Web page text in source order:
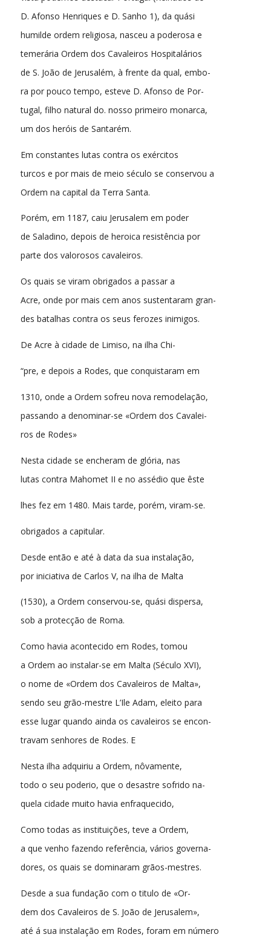
D. Afonso Henriques e D. Sanho 1), da quási
humilde ordem religiosa, nasceu a poderosa e
temerária Ordem dos Cavaleiros Hospitalários
de S. João de Jerusalém, à frente da qual, embo-
ra por pouco tempo, esteve D. Afonso de Por-
tugal, filho natural do. nosso primeiro monarca,
um dos heróis de Santarém.
Em constantes lutas contra os exércitos
turcos e por mais de meio século se conservou a
Ordem na capital da Terra Santa.
Porém, em 1187, caiu Jerusalem em poder
de Saladino, depois de heroica resistência por
parte dos valorosos cavaleiros.
Os quais se viram obrigados a passar a
Acre, onde por mais cem anos sustentaram gran-
des batalhas contra os seus ferozes inimigos.
De Acre à cidade de Limiso, na ilha Chi-
“pre, e depois a Rodes, que conquistaram em
1310, onde a Ordem sofreu nova remodelação,
passando a denominar-se «Ordem dos Cavalei-
ros de Rodes»
Nesta cidade se encheram de glória, nas
lutas contra Mahomet II e no assédio que êste
lhes fez em 1480. Mais tarde, porém, viram-se.
obrigados a capitular.
Desde então e até à data da sua instalação,
por iniciativa de Carlos V, na ilha de Malta
(1530), a Ordem conservou-se, quási dispersa,
sob a protecção de Roma.
Como havia acontecido em Rodes, tomou
a Ordem ao instalar-se em Malta (Século XVI),
o nome de «Ordem dos Cavaleiros de Malta»,
sendo seu grão-mestre L’Ile Adam, eleito para
esse lugar quando ainda os cavaleiros se encon-
travam senhores de Rodes. E
Nesta ilha adquiriu a Ordem, nôvamente,
todo o seu poderio, que o desastre sofrido na-
quela cidade muito havia enfraquecido,
Como todas as instituições, teve a Ordem,
a que venho fazendo referência, vários governa-
dores, os quais se dominaram grãos-mestres.
Desde a sua fundação com o titulo de «Or-
dem dos Cavaleiros de S. João de Jerusalem»,
até á sua instalação em Rodes, foram em número